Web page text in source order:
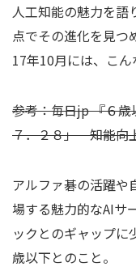
人工知能の魅力を語
点でその進化を見つ
17年10月には、こん
参考：毎日jp 『６
７．２８」 知能向
アルファ碁の活躍や
場する魅力的なAIサ
ックとのギャップに
歳以下とのこと。